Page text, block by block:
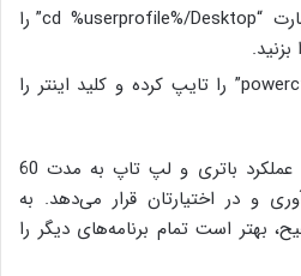
در صفحه باز شده، عبارت “cd %userprofile%/Desktop” را
حالا عبارت “powercfg -energy” را تایپ کرده و کلید اینتر را
قابلیت powercfg با رهگیری عملکرد باتری و لپ تاپ به مدت 60
و در اختیارتان قرار می‌دهد. به
بهتر است تمام برنامه‌های دیگر را